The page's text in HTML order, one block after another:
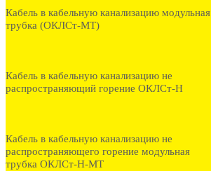
Кабель в кабельную канализацию модульная
трубка (ОКЛСт-МТ)
Кабель в кабельную канализацию не
распространяющий горение ОКЛСт-Н
Кабель в кабельную канализацию не
распространяющего горение модульная
трубка ОКЛСт-Н-МТ